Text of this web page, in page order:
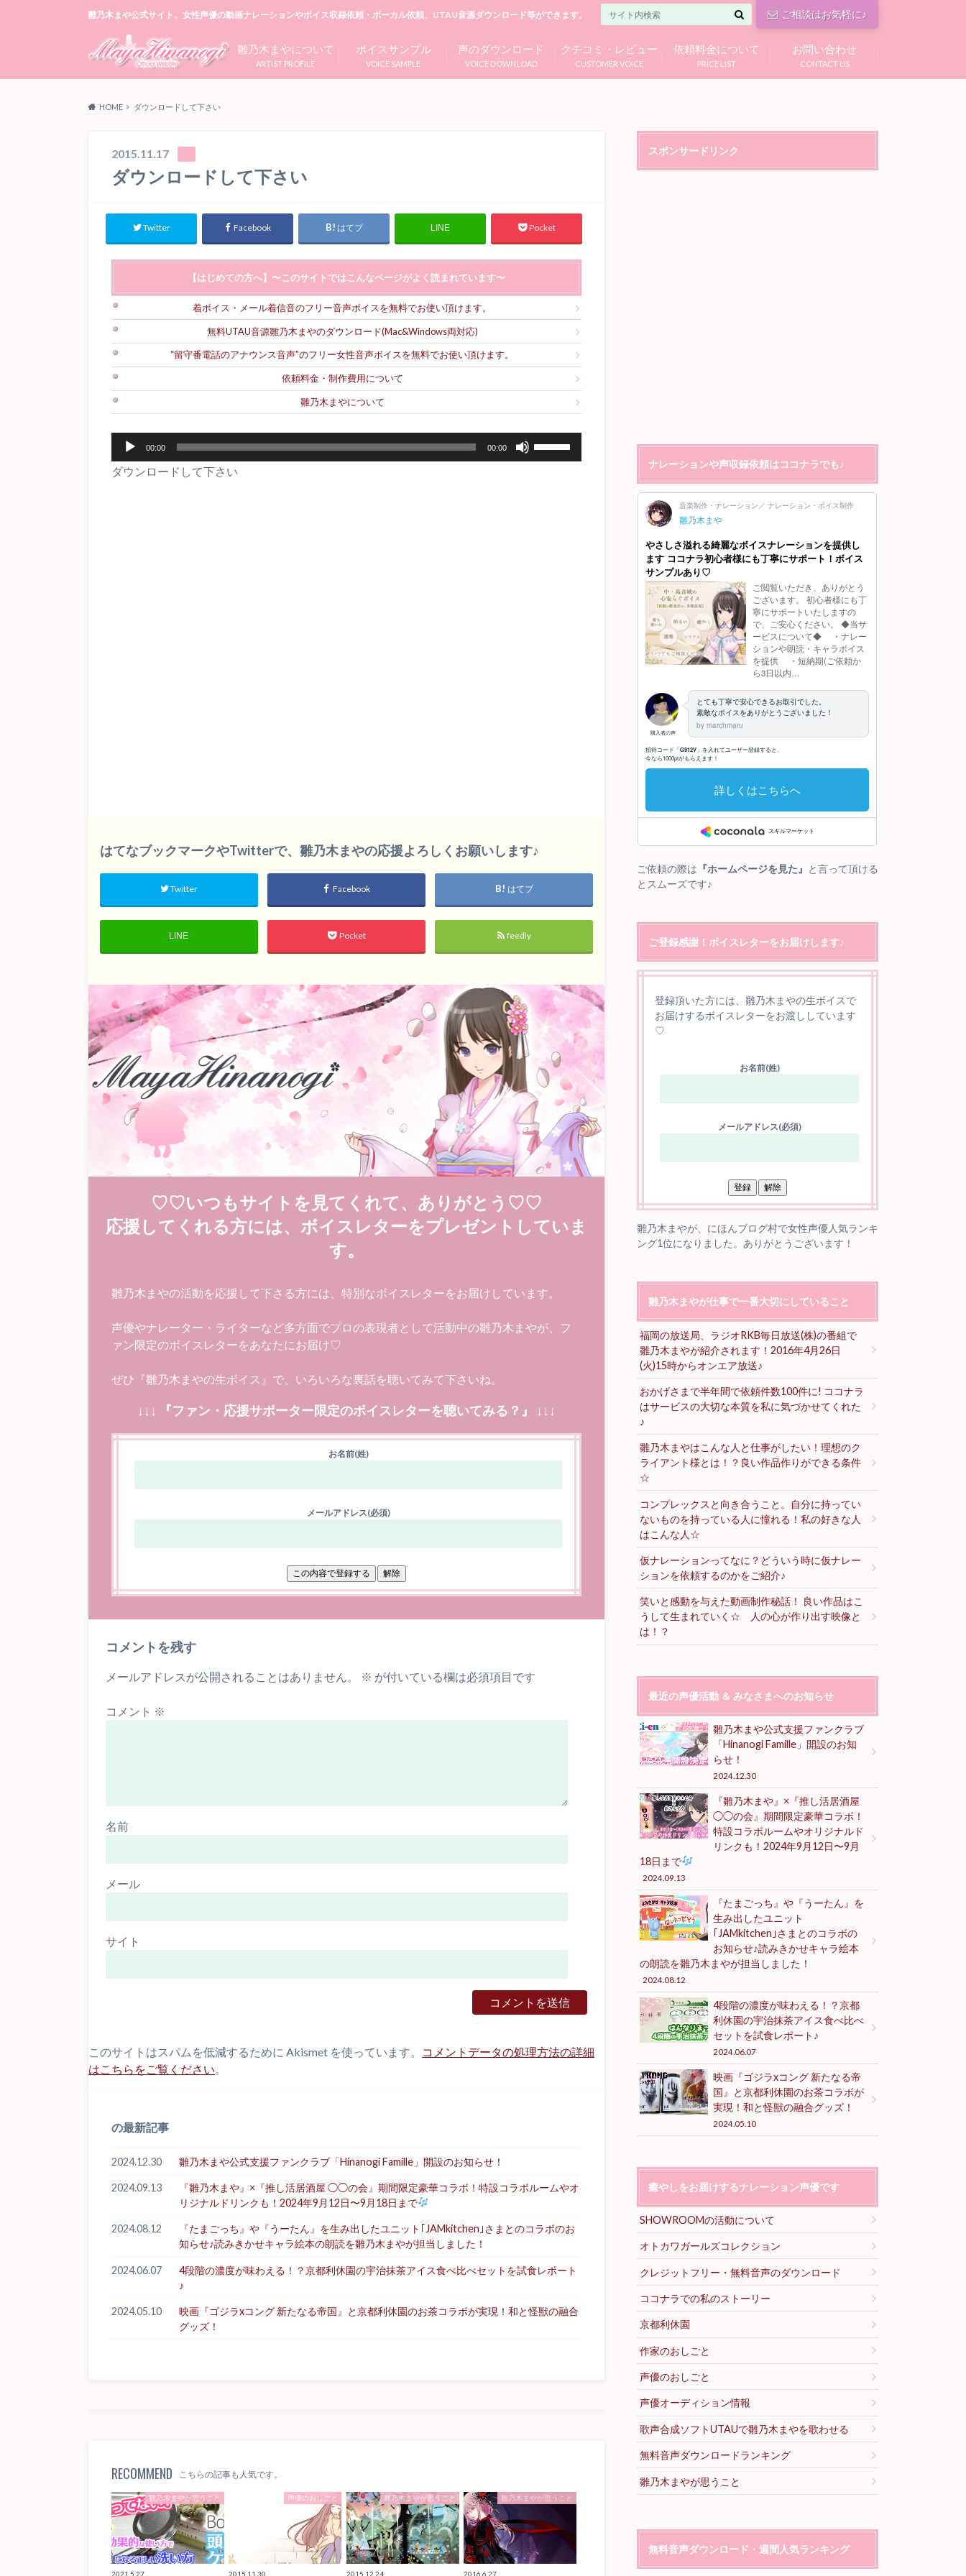
雛乃木まや公式サイト。女性声優の動画ナレーションやボイス収録依頼・ボーカル依頼、UTAU音源ダウンロード等ができます。 ご相談はお気軽に♪
ARTIST PROFILE
雛乃木まやについて
VOICE SAMPLE
ボイスサンプル
VOICE DOWNLOAD
声のダウンロード
CUSTOMER VOICE
クチコミ・レビュー
PRICE LIST
依頼料金について
CONTACT US
お問い合わせ
HOME ダウンロードして下さい
2015.11.17
ダウンロードして下さい
Twitter Facebook はてブ LINE Pocket
【はじめての方へ】〜このサイトではこんなページがよく読まれています〜
着ボイス・メール着信音のフリー音声ボイスを無料でお使い頂けます。
無料UTAU音源雛乃木まやのダウンロード(Mac&Windows両対応)
“留守番電話のアナウンス音声”のフリー女性音声ボイスを無料でお使い頂けます。
依頼料金・制作費用について
雛乃木まやについて
プ
00:00 00:00
ダウンロードして下さい
はてなブックマークやTwitterで、雛乃木まやの応援よろしくお願いします♪
Twitter Facebook はてブ
LINE Pocket feedly
♡♡いつもサイトを見てくれて、ありがとう♡♡
応援してくれる方には、ボイスレターをプレゼントしていま
す。
雛乃木まやの活動を応援して下さる方には、特別なボイスレターをお届けしています。
声優やナレーター・ライターなど多方面でプロの表現者として活動中の雛乃木まやが、フ
ァン限定のボイスレターをあなたにお届け♡
ぜひ『雛乃木まやの生ボイス』で、いろいろな裏話を聴いてみて下さいね。
↓↓↓ 『ファン・応援サポーター限定のボイスレターを聴いてみる？』 ↓↓↓
お名前(姓)
メールアドレス(必須)
コメントを残す
メールアドレスが公開されることはありません。 ※ が付いている欄は必須項目です
コメント ※
名前
メール
サイト
このサイトはスパムを低減するために Akismet を使っています。
コメントデータの処理方法の詳細
はこちらをご覧ください。
の最新記事
2024.12.30 雛乃木まや公式支援ファンクラブ「Hinanogi Famille」開設のお知らせ！
2024.09.13
『雛乃木まや』×『推し活居酒屋 ◯◯の会』期間限定豪華コラボ！特設コラボルームやオ
リジナルドリンクも！2024年9月12日〜9月18日まで
2024.08.12
『たまごっち』や『うーたん』を生み出したユニット｢JAMkitchen｣さまとのコラボのお
知らせ♪読みきかせキャラ絵本の朗読を雛乃木まやが担当しました！
2024.06.07
4段階の濃度が味わえる！？京都利休園の宇治抹茶アイス食べ比べセットを試食レポート
♪
2024.05.10
映画『ゴジラxコング 新たなる帝国』と京都利休園のお茶コラボが実現！和と怪獣の融合
グッズ！
RECOMMEND こちらの記事も人気です。
雛乃木まやが思うこと
2021.5.27
声優のおしごと
2015.11.30
雛乃木まやが思うこと
2015.12.24
雛乃木まやが思うこと
2016.6.27
スポンサードリンク
ナレーションや声収録依頼はココナラでも♪
ご依頼の際は 『ホームページを見た』 と言って頂ける
とスムーズです♪
ご登録感謝！ボイスレターをお届けします♪
登録頂いた方には、雛乃木まやの生ボイスで
お届けするボイスレターをお渡ししています
♡
お名前(姓)
メールアドレス(必須)
雛乃木まやが、にほんブログ村で女性声優人気ランキ
ング1位になりました。ありがとうございます！
雛乃木まやが仕事で一番大切にしていること
福岡の放送局、ラジオRKB毎日放送(株)の番組で
雛乃木まやが紹介されます！2016年4月26日
(火)15時からオンエア放送♪
おかげさまで半年間で依頼件数100件に! ココナラ
はサービスの大切な本質を私に気づかせてくれた
♪
雛乃木まやはこんな人と仕事がしたい！理想のク
ライアント様とは！？良い作品作りができる条件
☆
コンプレックスと向き合うこと。自分に持ってい
ないものを持っている人に憧れる！私の好きな人
はこんな人☆
仮ナレーションってなに？どういう時に仮ナレー
ションを依頼するのかをご紹介♪
笑いと感動を与えた動画制作秘話！ 良い作品はこ
うして生まれていく☆ 人の心が作り出す映像と
は！？
最近の声優活動 ＆ みなさまへのお知らせ
雛乃木まや公式支援ファンクラブ
「Hinanogi Famille」開設のお知
らせ！
2024.12.30
『雛乃木まや』×『推し活居酒屋
◯◯の会』期間限定豪華コラボ！
特設コラボルームやオリジナルド
リンクも！2024年9月12日〜9月
18日まで
2024.09.13
『たまごっち』や『うーたん』を
生み出したユニット
｢JAMkitchen｣さまとのコラボの
お知らせ♪読みきかせキャラ絵本
の朗読を雛乃木まやが担当しました！
2024.08.12
4段階の濃度が味わえる！？京都
利休園の宇治抹茶アイス食べ比べ
セットを試食レポート♪
2024.06.07
映画『ゴジラxコング 新たなる帝
国』と京都利休園のお茶コラボが
実現！和と怪獣の融合グッズ！
2024.05.10
癒やしをお届けするナレーション声優です
SHOWROOMの活動について
オトカワガールズコレクション
クレジットフリー・無料音声のダウンロード
ココナラでの私のストーリー
京都利休園
作家のおしごと
声優のおしごと
声優オーディション情報
歌声合成ソフトUTAUで雛乃木まやを歌わせる
無料音声ダウンロードランキング
雛乃木まやが思うこと
無料音声ダウンロード・週間人気ランキング